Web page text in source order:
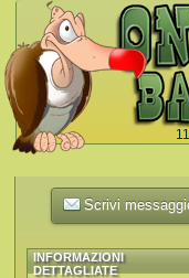
`
Scrivi
INFORMAZIONI
DETTAGLIATE